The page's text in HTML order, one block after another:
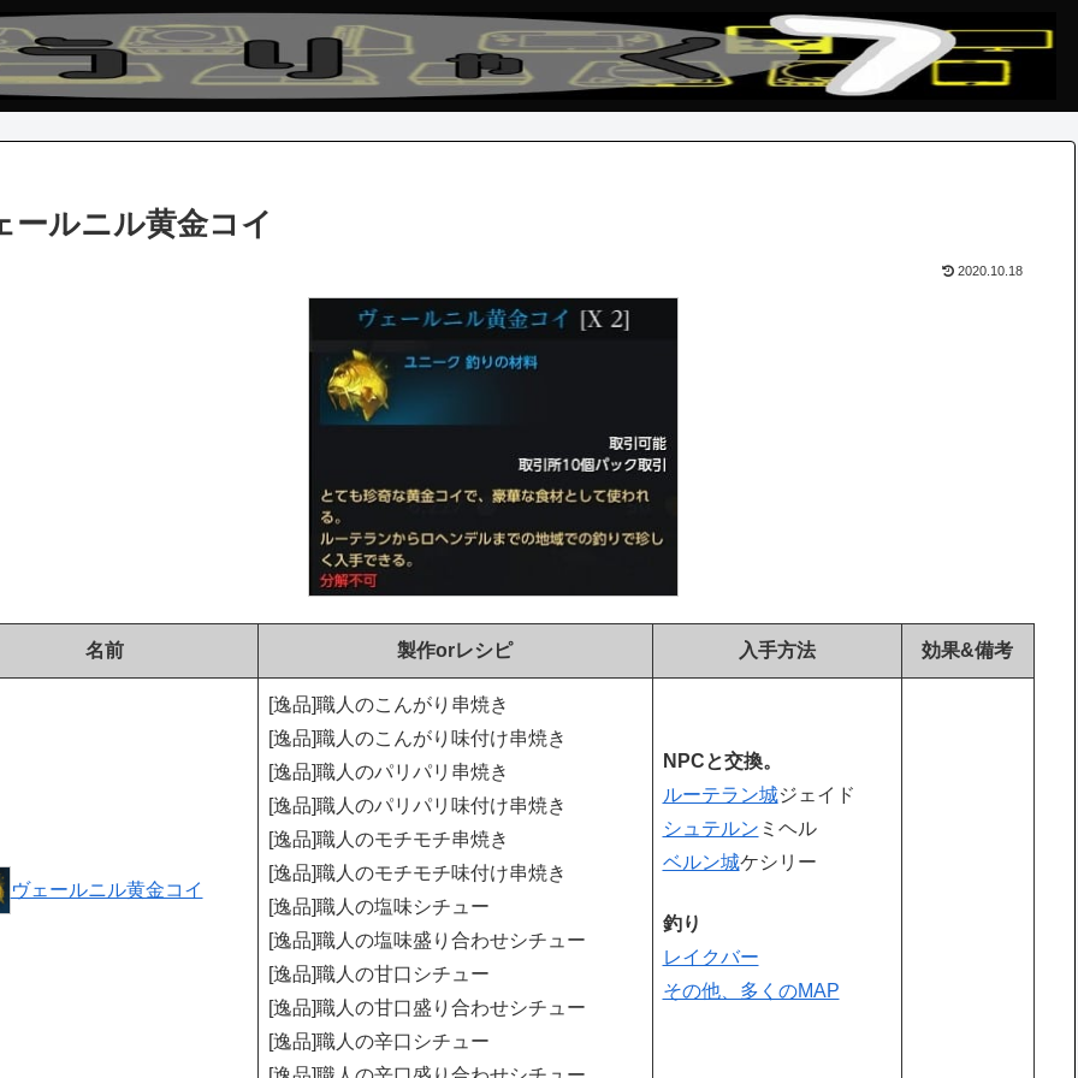
ールニル黄金コイ
2020.10.18
名前 製作orレシピ 入手方法 効果&備考
ヴェールニル黄金コイ
[逸品]職人のこんがり串焼き
[逸品]職人のこんがり味付け串焼き
[逸品]職人のパリパリ串焼き
[逸品]職人のパリパリ味付け串焼き
[逸品]職人のモチモチ串焼き
[逸品]職人のモチモチ味付け串焼き
[逸品]職人の塩味シチュー
[逸品]職人の塩味盛り合わせシチュー
[逸品]職人の甘口シチュー
[逸品]職人の甘口盛り合わせシチュー
[逸品]職人の辛口シチュー
NPCと交換。
ルーテラン城ジェイド
シュテルン ミヘル
ベルン城ケシリー
釣り
レイクバー
その他、多くのMAP